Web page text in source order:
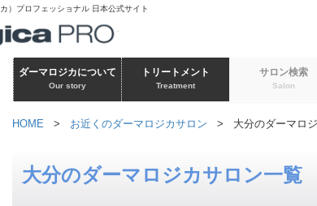
）プロフェッショナル 日本公式サイト
ダーマロジカについて
Our story
トリートメント
Treatment
サロン検索
Salon
HOME > お近くのダーマロジカサロン > 大分のダーマロジ
大分のダーマロジカサロン一覧